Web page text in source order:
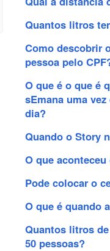
Quantos litros
Como descobrir
pessoa pelo
O que é o que é
sEmana uma
dia?
Quando o Story
O que
Pode colocar o
O que é quando
Quantos litros
50 pessoas?